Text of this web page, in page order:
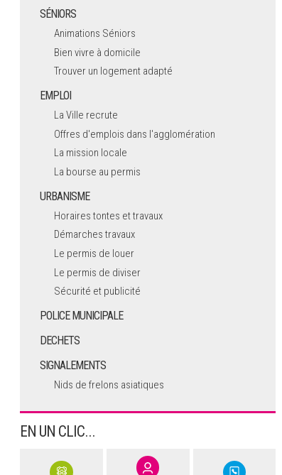
SÉNIORS
Animations Séniors
Bien vivre à domicile
Trouver un logement adapté
EMPLOI
La Ville recrute
Offres d'emplois dans l'agglomération
La mission locale
La bourse au permis
URBANISME
Horaires tontes et travaux
Démarches travaux
Le permis de louer
Le permis de diviser
Sécurité et publicité
POLICE MUNICIPALE
DECHETS
SIGNALEMENTS
Nids de frelons asiatiques
EN UN CLIC...